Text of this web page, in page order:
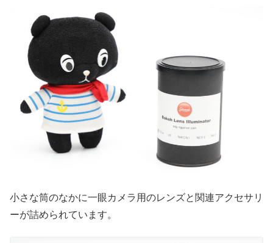
小さな筒のなかに一眼カメラ用のレンズと関連アクセサリ
ーが詰められています。